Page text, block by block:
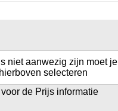
niet aanwezig zijn moet je
selecteren
de Prijs informatie